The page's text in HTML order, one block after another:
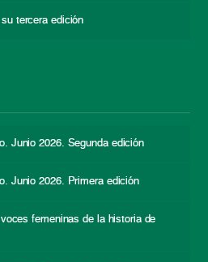
tercera edición
Junio 2026. Segunda edición
Junio 2026. Primera edición
femeninas de la historia de